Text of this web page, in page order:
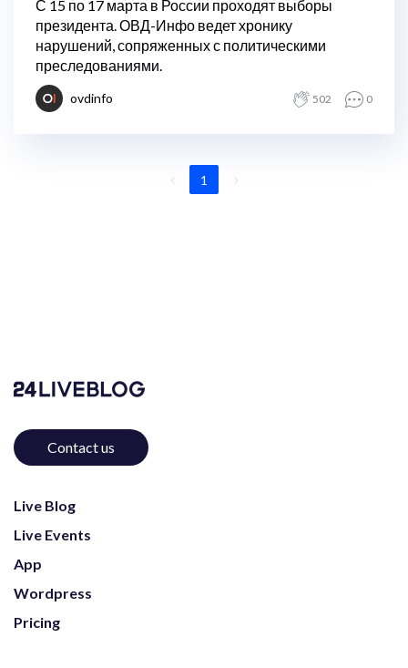
С 15 по 17 марта в России проходят выборы
президента. ОВД-Инфо ведет хронику
нарушений, сопряженных с политическими
преследованиями.
ovdinfo 502 0
1
Contact us
Live Blog
Live Events
App
Wordpress
Pricing